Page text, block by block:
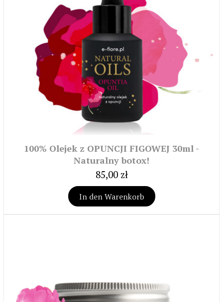
100% Olejek z OPUNCJI FIGOWEJ 30ml -
Naturalny botox!
85,00 zł
In den Warenkorb